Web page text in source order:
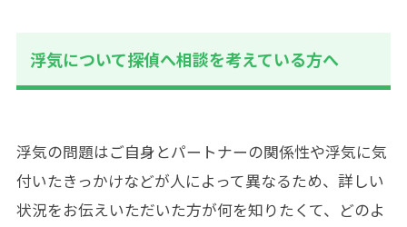
浮気について探偵へ相談を考えている方へ
浮気の問題はご自身とパートナーの関係性や浮気に気
付いたきっかけなどが人によって異なるため、詳しい
状況をお伝えいただいた方が何を知りたくて、どのよ